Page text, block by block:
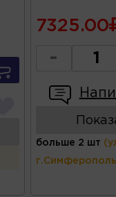
7325.00
-
больше 2 шт